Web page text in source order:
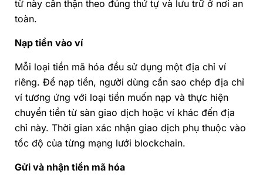
từ này cẩn thận theo đúng thứ tự và lưu trữ ở nơi an
toàn.
Nạp tiền vào ví
Mỗi loại tiền mã hóa đều sử dụng một địa chỉ ví
riêng. Để nạp tiền, người dùng cần sao chép địa chỉ
ví tương ứng với loại tiền muốn nạp và thực hiện
chuyển tiền từ sàn giao dịch hoặc ví khác đến địa
chỉ này. Thời gian xác nhận giao dịch phụ thuộc vào
tốc độ của từng mạng lưới blockchain.
Gửi và nhận tiền mã hóa